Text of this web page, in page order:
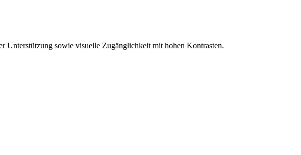
Unterstützung sowie visuelle Zugänglichkeit mit hohen Kontrasten.